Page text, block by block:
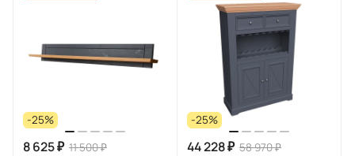
-25%
8 625 ₽ 11 500 ₽
-25%
44 228 ₽ 58 970 ₽